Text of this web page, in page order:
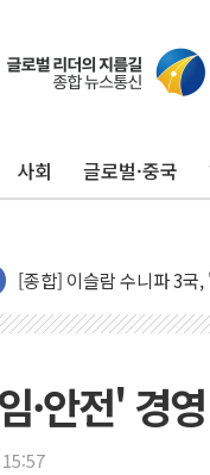
사회 글로벌·중국
유럽증시, 美 고용 예상
미 연준 매파 기세 꺾이
트럼프, 백신·자폐증 행
美 항소법원, 백악관 무
美 고용 쇼크에 엔화 장
[AI MY 뉴스] 뉴욕 반도체
뉴욕증시 프리뷰, 美 고용
·안전' 경